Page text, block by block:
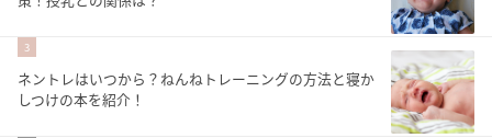
3
ネントレはいつから？ねんねトレーニングの方法と寝か
しつけの本を紹介！